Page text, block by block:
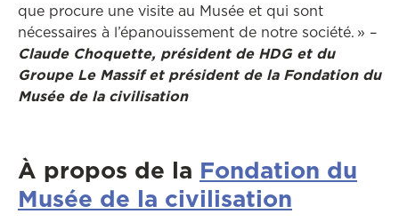
que procure une visite au Musée et qui sont
nécessaires à l’épanouissement de notre société. » –
Claude Choquette, président de HDG et du
Groupe Le Massif et président de la Fondation du
Musée de la civilisation
À propos de la Fondation du
Musée de la civilisation